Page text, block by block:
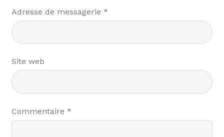
Adresse de messagerie *
Site web
Commentaire *